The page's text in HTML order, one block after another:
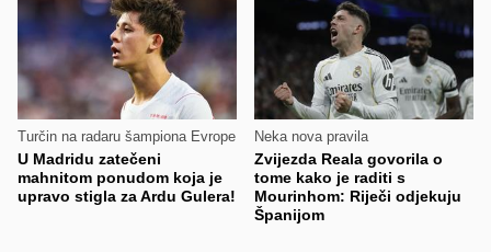
Turčin na radaru šampiona Evrope
U Madridu zatečeni
mahnitom ponudom koja je
upravo stigla za Ardu Gulera!
Neka nova pravila
Zvijezda Reala govorila o
tome kako je raditi s
Mourinhom: Riječi odjekuju
Španijom